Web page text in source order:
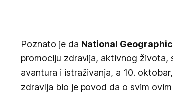
Poznato je da National Geographic
promociju zdravlja, aktivnog života,
avantura i istraživanja, a 10.
zdravlja bio je povod da o svim